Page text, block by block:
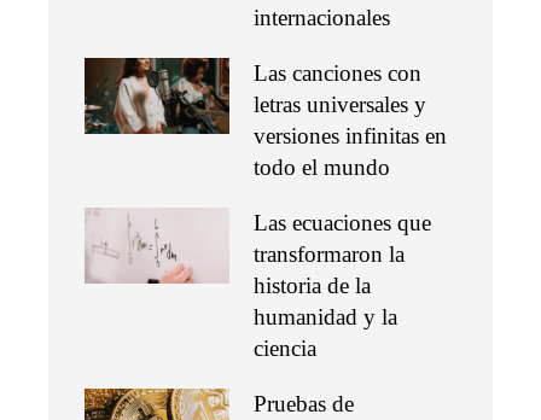
internacionales
Las canciones con
letras universales y
versiones infinitas en
todo el mundo
Las ecuaciones que
transformaron la
historia de la
humanidad y la
ciencia
Pruebas de